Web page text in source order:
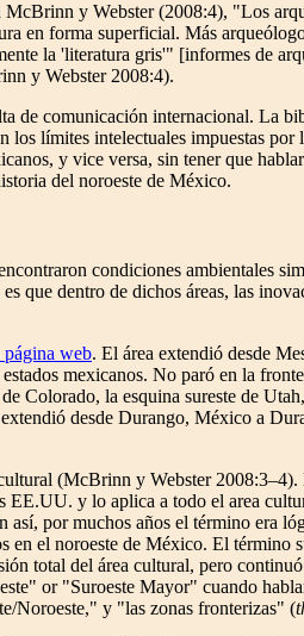
y Webster (2008:4), "Los
en forma superficial. Más
la 'literatura gris'" [informes de
y Webster 2008:4).
de comunicación internacional. La
los límites intelectuales impuestas por
y vice versa, sin tener que
del noroeste de México.
condiciones ambientales
que dentro de dichos áreas, las
página web. El área extendió desde
mexicanos. No paró en la
Colorado, la esquina sureste de
desde Durango, México a
(McBrinn y Webster
y lo aplica a todo el area
por muchos años el término era
en el noroeste de México. El término
total del área cultural, pero
or "Suroeste Mayor" cuando
Noroeste," y "las zonas fronterizas" (